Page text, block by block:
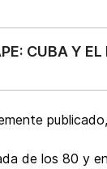
CUBA Y
de los 80 y